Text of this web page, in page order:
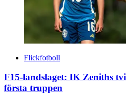
Flickfotboll
F15-landslaget: IK Zeniths
första truppen